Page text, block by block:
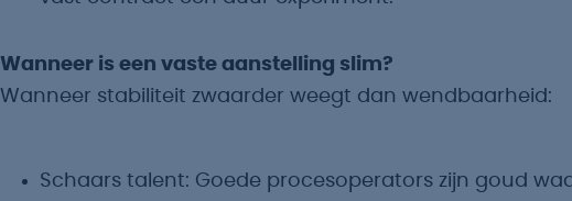
Wanneer is een vaste aanstelling slim?
Wanneer stabiliteit zwaarder weegt dan wendbaarheid:
Schaars talent: Goede procesoperators zijn goud